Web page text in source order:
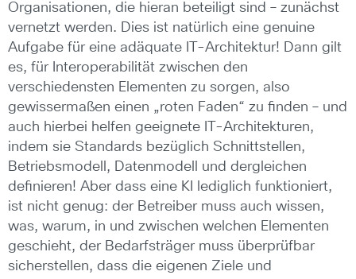
Organisationen, die hieran beteiligt sind – zunächst
vernetzt werden. Dies ist natürlich eine genuine
Aufgabe für eine adäquate IT-Architektur! Dann gilt
es, für Interoperabilität zwischen den
verschiedensten Elementen zu sorgen, also
gewissermaßen einen „roten Faden“ zu finden – und
auch hierbei helfen geeignete IT-Architekturen,
indem sie Standards bezüglich Schnittstellen,
Betriebsmodell, Datenmodell und dergleichen
definieren! Aber dass eine KI lediglich funktioniert,
ist nicht genug: der Betreiber muss auch wissen,
was, warum, in und zwischen welchen Elementen
geschieht, der Bedarfsträger muss überprüfbar
sicherstellen, dass die eigenen Ziele und